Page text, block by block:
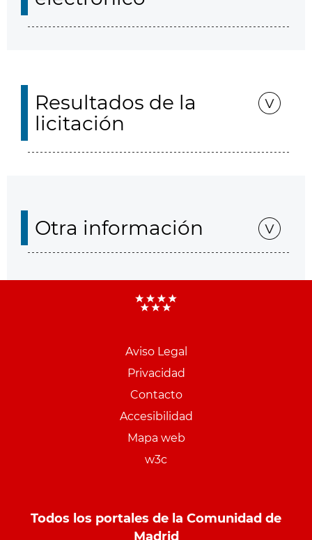
Resultados de la
licitación
Otra información
Aviso Legal
Privacidad
Contacto
Accesibilidad
Mapa web
w3c
Todos los portales de la Comunidad de
Madrid